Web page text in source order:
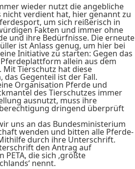
wieder nutzt die angebliche
verdient hat, hier genannt zu
um sich reißerisch in
Fakten und immer ohne
und ihre Bedürfnisse. Die erneute
ist Anlass genug, um hier bei
Initiative zu starten: Gegen das
allein aus dem
Tierschutz hat diese
Gegenteil ist der Fall.
Organisation Pferde und
des Tierschutzes immer
ausnutzt, muss ihre
dringend überprüft
uns an das Bundesministerium
wenden und bitten alle Pferde-
durch ihre Unterschrift.
den Antrag auf
die sich ‚größte
nennt.